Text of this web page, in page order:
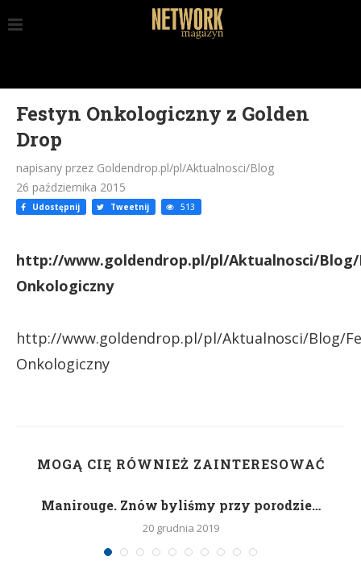
Festyn Onkologiczny z Golden
Drop
napisany przez Goldendrop.pl/pl/Aktualnosci/Blog
26 października 2015
Udostępnij Tweetnij 513
http://www.goldendrop.pl/pl/Aktualnosci/Blog/
Onkologiczny
http://www.goldendrop.pl/pl/Aktualnosci/Blog/
Onkologiczny
MOGĄ CIĘ RÓWNIEŻ ZAINTERESOWAĆ
Manirouge. Znów byliśmy przy porodzie…
20 grudnia 2019